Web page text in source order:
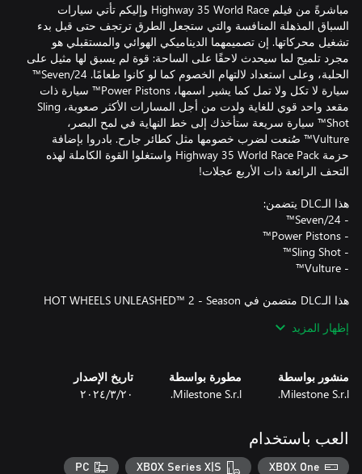
مباشرةً من فيلم Highway 35 World Race وإليكم تأتي سيارات
السباق المذهلة المنافسة والتي ستجعل الطرق ترتجف حتى قبل بدء
تشغيل محركاتها. إن تصميمهما الديناميكي الهوائي والمستقبلي هو
مجرد تلميح لما سيحدث لاحقًا على الساحة: قوة لم يسبق لها مثيل على
الحلبة، وعلى استعداد لالتهام الخصوم كما لو كانوا طعامًا. 24/Seven™
سيارة لا تكل ولا تمل كما يشير اسمها، Power Pistons™ سيارة ذات
مقعد واحد قوي للغاية ولدت من أجل المسارات الأكثر صعوبة، Sling
Shot™ سيارة سريعة ستأخذك إلى خط النهاية في لمح البصر،
Vulture™ صُنعت لضرب خصومها مثل كطائر جارح. بادروا بإضافة
حزمة Highway 35 World Race Pack واستغلوا القوة الكاملة لهذه
هذا الـDLC متضمن في HOT WHEELS UNLEASHED™ 2 - Season
إظهار المزيد
منشور بواسطة
Milestone S.r.l.
مطورة بواسطة
Milestone S.r.l.
تاريخ الإصدار
٢٠‏/٣‏/٢٠٢٤
العب باستخدام
XBOX One
XBOX Series X|S
PC